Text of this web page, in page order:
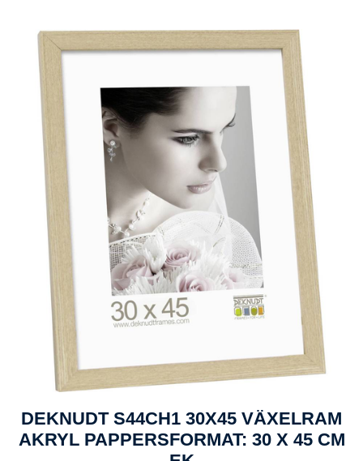
DEKNUDT S44CH1 30X45 VÄXELRAM
AKRYL PAPPERSFORMAT: 30 X 45 CM